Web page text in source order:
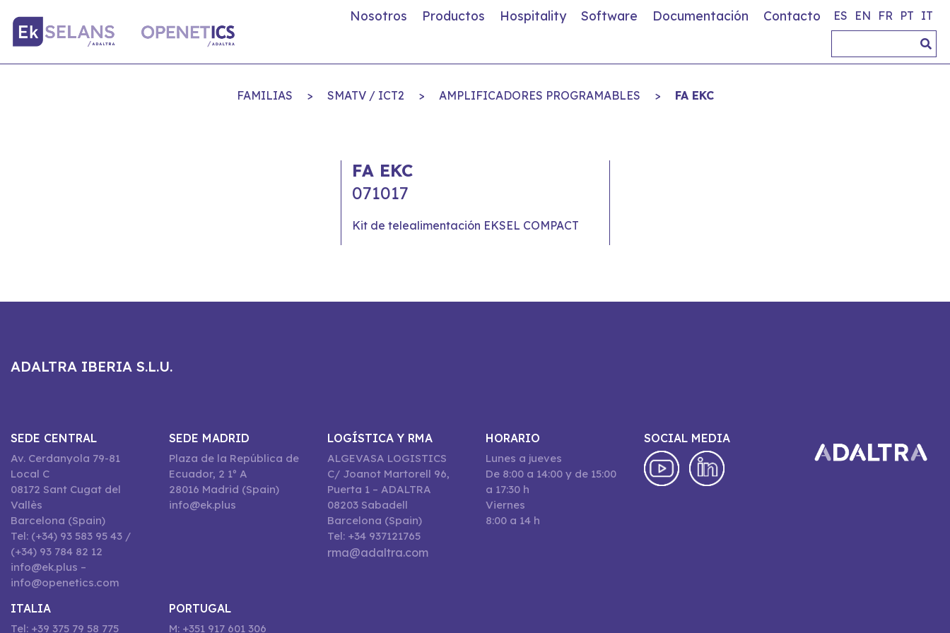
Nosotros Productos Hospitality Software Documentación Contacto ES EN FR PT IT
FAMILIAS > SMATV / ICT2 > AMPLIFICADORES PROGRAMABLES > FA EKC
FA EKC
071017
Kit de telealimentación EKSEL COMPACT
ADALTRA IBERIA S.L.U.
SEDE CENTRAL
Av. Cerdanyola 79-81
Local C
08172 Sant Cugat del
Vallès
Barcelona (Spain)
Tel: (+34) 93 583 95 43 /
(+34) 93 784 82 12
info@ek.plus –
info@openetics.com
SEDE MADRID
Plaza de la República de
Ecuador, 2 1º A
28016 Madrid (Spain)
info@ek.plus
LOGÍSTICA Y RMA
ALGEVASA LOGISTICS
C/ Joanot Martorell 96,
Puerta 1 – ADALTRA
08203 Sabadell
Barcelona (Spain)
Tel: +34 937121765
rma@adaltra.com
HORARIO
Lunes a jueves
De 8:00 a 14:00 y de 15:00
a 17:30 h
Viernes
8:00 a 14 h
SOCIAL MEDIA
ITALIA
Tel: +39 375 79 58 775
PORTUGAL
M: +351 917 601 306